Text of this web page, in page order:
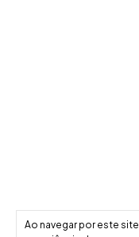
Ao navegar por este site